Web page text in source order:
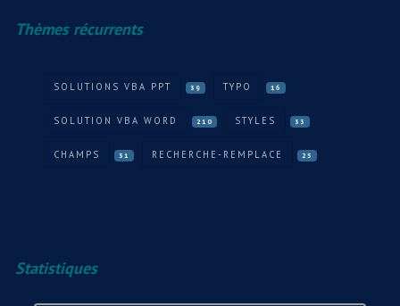
Thèmes récurrents
SOLUTIONS VBA PPT 39 TYPO 16
SOLUTION VBA WORD 210 STYLES 33
CHAMPS 31 RECHERCHE-REMPLACE 25
Statistiques